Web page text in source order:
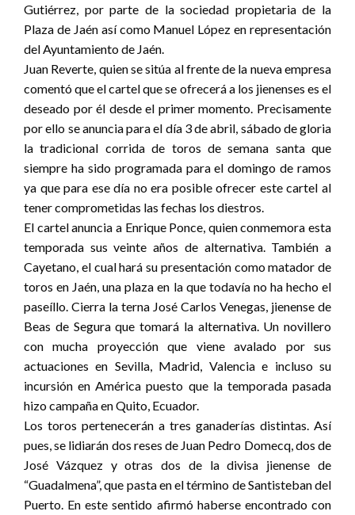
Gutiérrez, por parte de la sociedad propietaria de la
Plaza de Jaén así como Manuel López en representación
del Ayuntamiento de Jaén.
Juan Reverte, quien se sitúa al frente de la nueva empresa
comentó que el cartel que se ofrecerá a los jienenses es el
deseado por él desde el primer momento. Precisamente
por ello se anuncia para el día 3 de abril, sábado de gloria
la tradicional corrida de toros de semana santa que
siempre ha sido programada para el domingo de ramos
ya que para ese día no era posible ofrecer este cartel al
tener comprometidas las fechas los diestros.
El cartel anuncia a Enrique Ponce, quien conmemora esta
temporada sus veinte años de alternativa. También a
Cayetano, el cual hará su presentación como matador de
toros en Jaén, una plaza en la que todavía no ha hecho el
paseíllo. Cierra la terna José Carlos Venegas, jienense de
Beas de Segura que tomará la alternativa. Un novillero
con mucha proyección que viene avalado por sus
actuaciones en Sevilla, Madrid, Valencia e incluso su
incursión en América puesto que la temporada pasada
hizo campaña en Quito, Ecuador.
Los toros pertenecerán a tres ganaderías distintas. Así
pues, se lidiarán dos reses de Juan Pedro Domecq, dos de
José Vázquez y otras dos de la divisa jienense de
“Guadalmena”, que pasta en el término de Santisteban del
Puerto. En este sentido afirmó haberse encontrado con